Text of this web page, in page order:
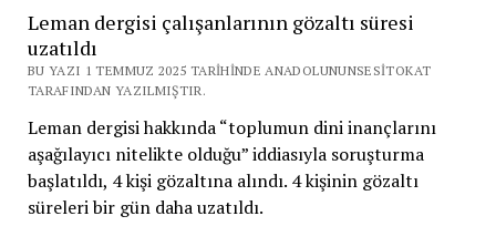
Leman dergisi çalışanlarının gözaltı süresi
uzatıldı
BU YAZI 1 TEMMUZ 2025 TARIHINDE ANADOLUNUNSESITOKAT
TARAFINDAN YAZILMIŞTIR.
Leman dergisi hakkında “toplumun dini inançlarını
aşağılayıcı nitelikte olduğu” iddiasıyla soruşturma
başlatıldı, 4 kişi gözaltına alındı. 4 kişinin gözaltı
süreleri bir gün daha uzatıldı.